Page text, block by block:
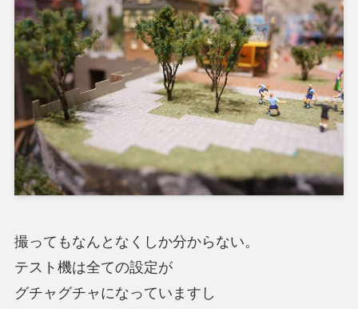
撮ってもなんとなくしか分からない。
テスト機は全ての設定が
グチャグチャになっていますし